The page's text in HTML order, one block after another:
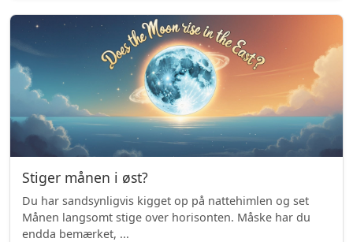
Stiger månen i øst?
Du har sandsynligvis kigget op på nattehimlen og set
Månen langsomt stige over horisonten. Måske har du
endda bemærket, ...